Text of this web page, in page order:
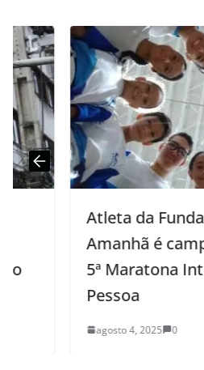
Atleta da Fundação
Amanhã é campeã
5ª Maratona
Pessoa
agosto 4, 2025 0